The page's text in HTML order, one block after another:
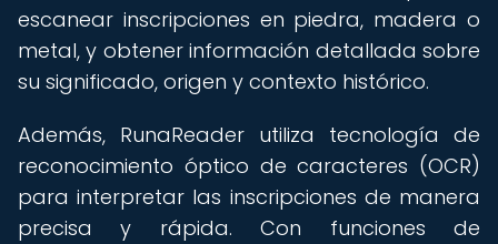
escanear inscripciones en piedra, madera o
metal, y obtener información detallada sobre
su significado, origen y contexto histórico.
Además, RunaReader utiliza tecnología de
reconocimiento óptico de caracteres (OCR)
para interpretar las inscripciones de manera
precisa y rápida. Con funciones de